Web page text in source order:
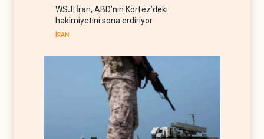
Hürmüz Boğazı denetimini
doğrudan İran ve Umman'a
WSJ: İran, ABD’nin Körfez’deki
hakimiyetini sona erdiriyor
İRAN